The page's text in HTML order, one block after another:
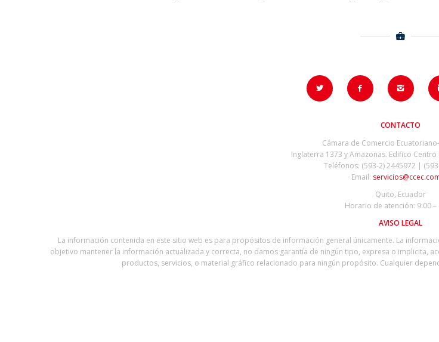
CONTACTO
Cámara de Comercio
Inglaterra 1373 y Amazonas. Edifico Centro
Teléfonos: (593-2) 2445972 |
Email:
Quito, Ecuador
Horario de atención: 9:00 –
AVISO LEGAL
La información contenida en este sitio web es para propósitos de información general únicamente. La
objetivo mantener la información actualizada y correcta, no damos garantía de ningún tipo, expresa o implicita,
productos, servicios, o material gráfico relacionado para ningún propósito. Cualquier